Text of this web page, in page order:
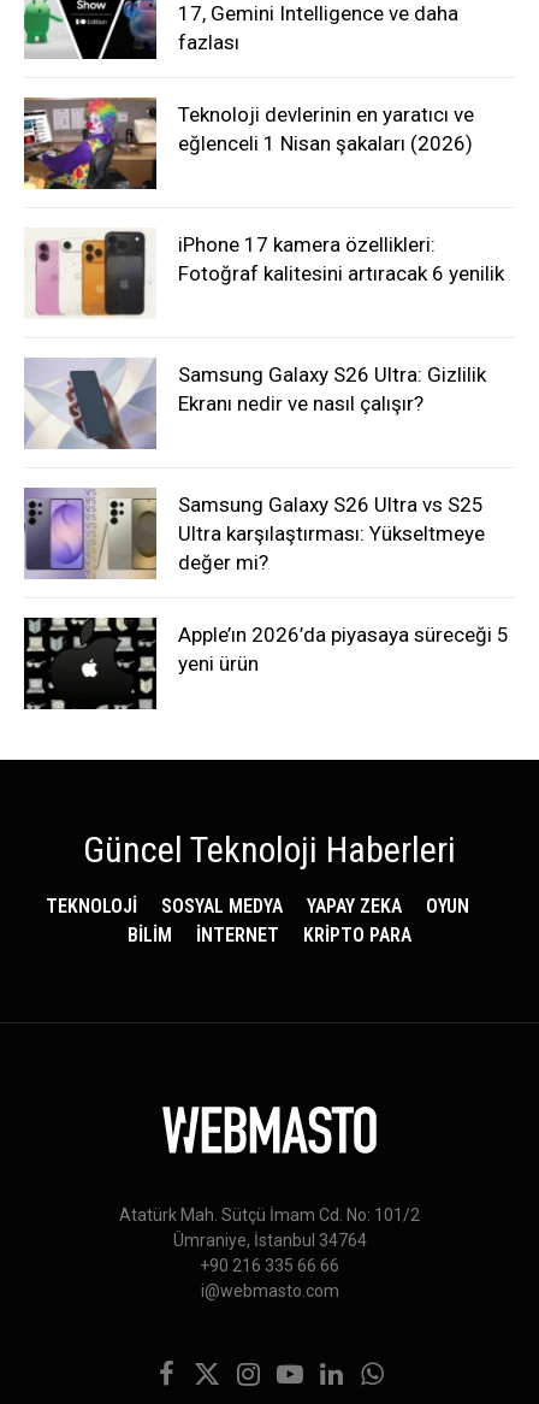
17, Gemini Intelligence ve daha
fazlası
Teknoloji devlerinin en yaratıcı ve
eğlenceli 1 Nisan şakaları (2026)
iPhone 17 kamera özellikleri:
Fotoğraf kalitesini artıracak 6 yenilik
Samsung Galaxy S26 Ultra: Gizlilik
Ekranı nedir ve nasıl çalışır?
Samsung Galaxy S26 Ultra vs S25
Ultra karşılaştırması: Yükseltmeye
değer mi?
Apple’ın 2026’da piyasaya süreceği 5
yeni ürün
Güncel Teknoloji Haberleri
TEKNOLOJİ SOSYAL MEDYA YAPAY ZEKA
OYUN
BİLİM
İNTERNET KRİPTO PARA
Atatürk Mah. Sütçü İmam Cd. No: 101/2
Ümraniye, İstanbul 34764
+90 216 335 66 66
i@webmasto.com
Facebook
X
Instagram
YouTubeLinkedInWhatsApp